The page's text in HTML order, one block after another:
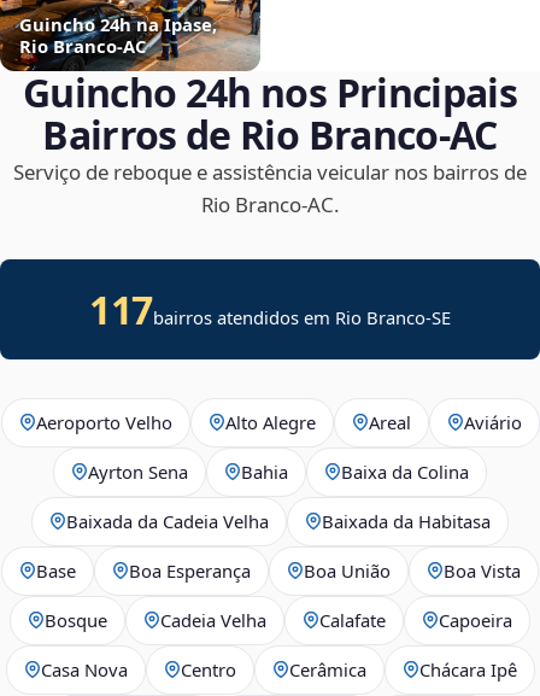
Guincho 24h na Ipase,
Rio Branco‑AC
Guincho 24h nos Principais
Bairros de Rio Branco‑AC
Serviço de reboque e assistência veicular nos bairros de
Rio Branco‑AC.
117bairros atendidos em Rio Branco-SE
Aeroporto Velho Alto Alegre Areal Aviário
Ayrton Sena Bahia Baixa da Colina
Baixada da Cadeia Velha Baixada da Habitasa
Base Boa Esperança Boa União Boa Vista
Bosque Cadeia Velha Calafate Capoeira
Casa Nova Centro Cerâmica Chácara Ipê